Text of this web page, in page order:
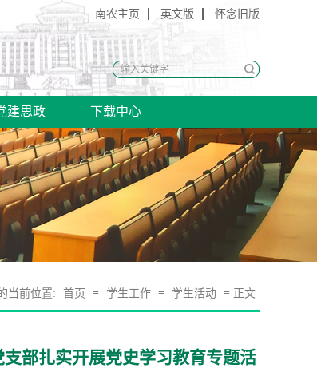
南农主页 英文版 怀念旧版
建思政 下载中心
当前位置: 首页 ≡ 学生工作 ≡ 学生活动 ≡ 正文
部扎实开展党史学习教育专题活